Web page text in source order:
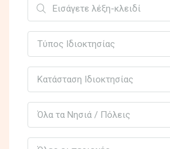
Τύπος Ιδιοκτησίας
Κατάσταση Ιδιοκτησίας
Όλα τα Νησιά / Πόλεις